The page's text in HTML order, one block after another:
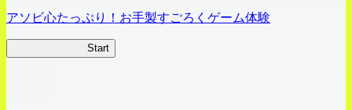
アソビ心たっぷり！お手製すごろくゲーム体験
Start